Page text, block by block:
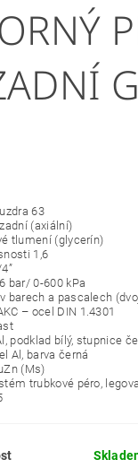
63
(axiální)
tlumení (glycerín)
1,6
bar/ 0-600 kPa
v barech a pascalech
– ocel DIN 1.4301
podklad bílý, stupnice
Al, barva černá
(Ms)
trubkové péro,